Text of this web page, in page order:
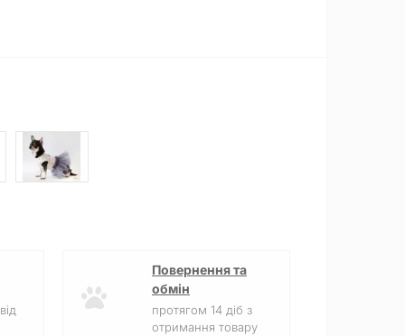
Повернення та
обмін
протягом 14 діб з
отримання товару